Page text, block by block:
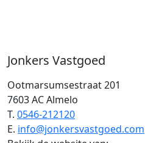
Jonkers Vastgoed
Ootmarsumsestraat 201
7603 AC Almelo
T. 0546-212120
E. info@jonkersvastgoed.com